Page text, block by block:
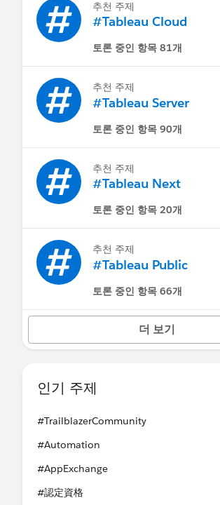
추천 주제
#Tableau Cloud
토론 중인 항목 81개
추천 주제
#Tableau Server
토론 중인 항목 90개
추천 주제
#Tableau Next
토론 중인 항목 20개
추천 주제
#Tableau Public
토론 중인 항목 66개
더 보기
인기 주제
#TrailblazerCommunity
#Automation
#AppExchange
#認定資格